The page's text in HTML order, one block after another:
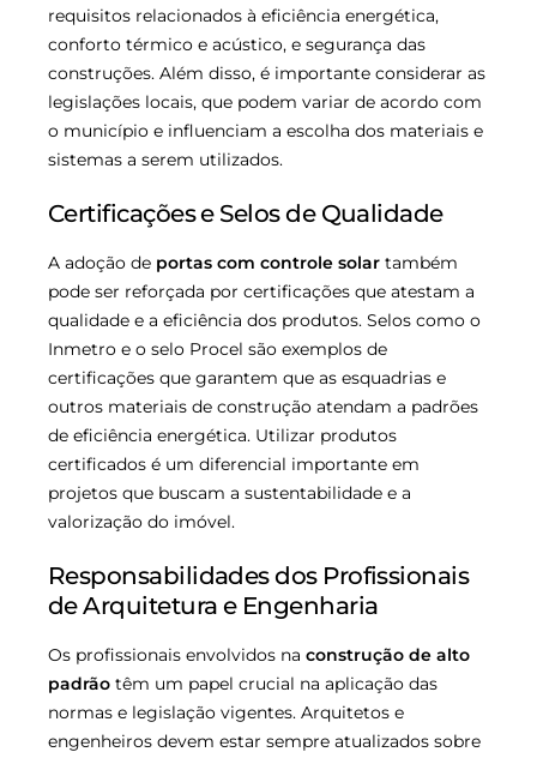
requisitos relacionados à eficiência energética,
conforto térmico e acústico, e segurança das
construções. Além disso, é importante considerar as
legislações locais, que podem variar de acordo com
o município e influenciam a escolha dos materiais e
sistemas a serem utilizados.
Certificações e Selos de Qualidade
A adoção de portas com controle solar também
pode ser reforçada por certificações que atestam a
qualidade e a eficiência dos produtos. Selos como o
Inmetro e o selo Procel são exemplos de
certificações que garantem que as esquadrias e
outros materiais de construção atendam a padrões
de eficiência energética. Utilizar produtos
certificados é um diferencial importante em
projetos que buscam a sustentabilidade e a
valorização do imóvel.
Responsabilidades dos Profissionais
de Arquitetura e Engenharia
Os profissionais envolvidos na construção de alto
padrão têm um papel crucial na aplicação das
normas e legislação vigentes. Arquitetos e
engenheiros devem estar sempre atualizados sobre